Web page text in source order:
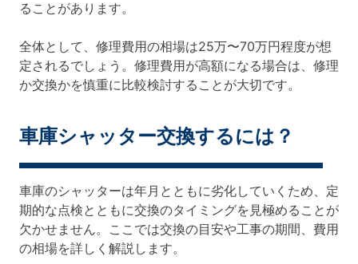
ることがあります。
全体として、修理費用の相場は25万〜70万円程度が想
定されるでしょう。修理費用が高額になる場合は、修理
か交換かを慎重に比較検討することが大切です。
車庫シャッター交換するには？
車庫のシャッターは年月とともに劣化していくため、定
期的な点検とともに交換のタイミングを見極めることが
欠かせません。ここでは交換の目安や工事の期間、費用
の相場を詳しく解説します。